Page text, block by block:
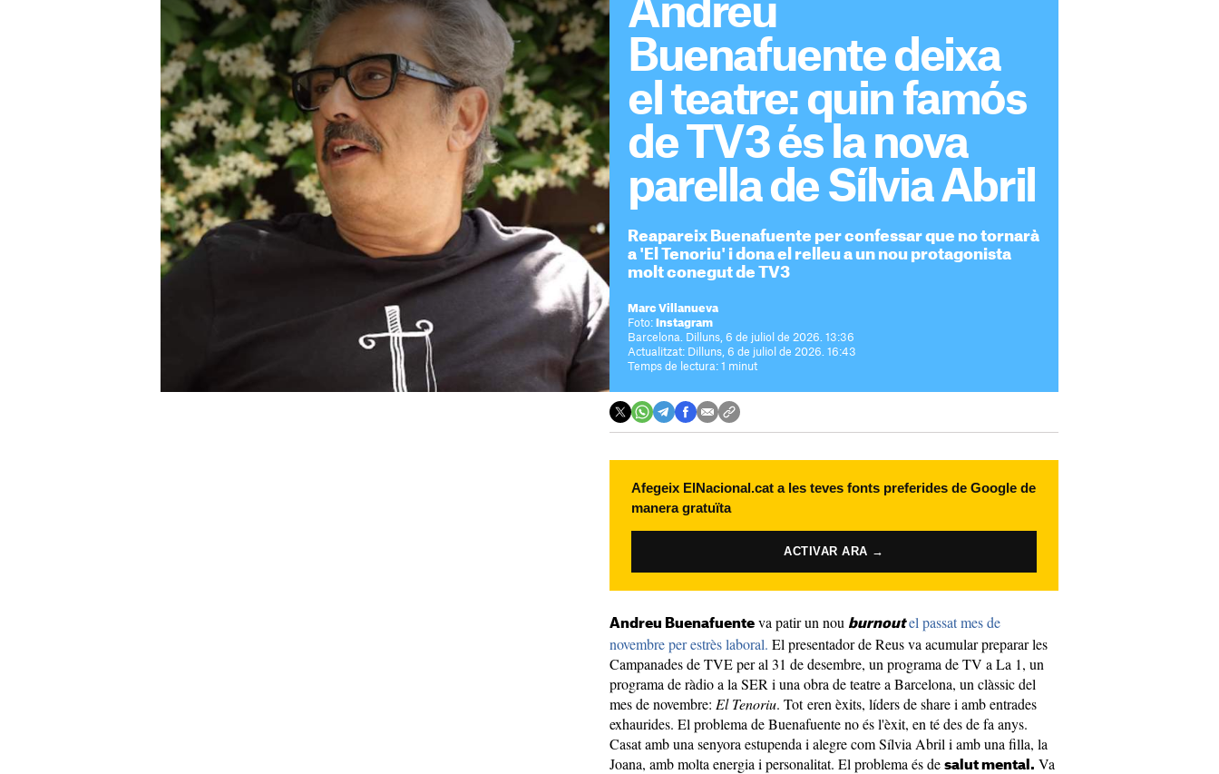
Andreu
Buenafuente deixa
el teatre: quin famós
de TV3 és la nova
parella de Sílvia Abril
Reapareix Buenafuente per confessar que no tornarà
a 'El Tenoriu' i dona el relleu a un nou protagonista
molt conegut de TV3
Marc Villanueva
Foto: Instagram
Barcelona. Dilluns, 6 de juliol de 2026. 13:36
Actualitzat: Dilluns, 6 de juliol de 2026. 16:43
Temps de lectura: 1 minut
Afegeix ElNacional.cat a les teves fonts preferides de Google de
manera gratuïta
ACTIVAR ARA →
Andreu Buenafuente va patir un nou burnout el passat mes de
novembre per estrès laboral. El presentador de Reus va acumular preparar les
Campanades de TVE per al 31 de desembre, un programa de TV a La 1, un
programa de ràdio a la SER i una obra de teatre a Barcelona, un clàssic del
mes de novembre: El Tenoriu. Tot eren èxits, líders de share i amb entrades
exhaurides. El problema de Buenafuente no és l'èxit, en té des de fa anys.
Casat amb una senyora estupenda i alegre com Sílvia Abril i amb una filla, la
Joana, amb molta energia i personalitat. El problema és de salut mental. Va